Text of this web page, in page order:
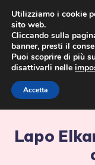
Lapo
Utilizziamo i cookie
sito web.
Cliccando sulla
banner, presti il
Puoi scoprire di più
disattivarli nelle
Accetta